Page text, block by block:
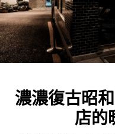
濃濃復古昭
店的